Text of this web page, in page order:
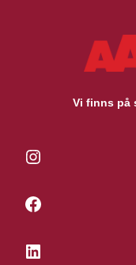
Vi finns på
Instagram
Facebook
LinkedIn